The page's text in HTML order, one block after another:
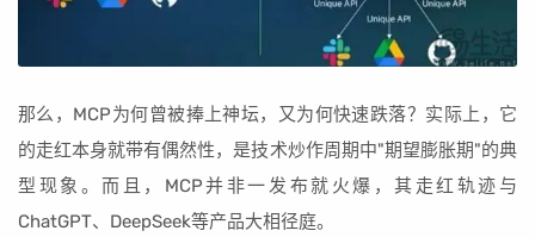
那么，MCP为何曾被捧上神坛，又为何快速跌落？实际上，它
的走红本身就带有偶然性，是技术炒作周期中"期望膨胀期"的典
型现象。而且，MCP并非一发布就火爆，其走红轨迹与
ChatGPT、DeepSeek等产品大相径庭。